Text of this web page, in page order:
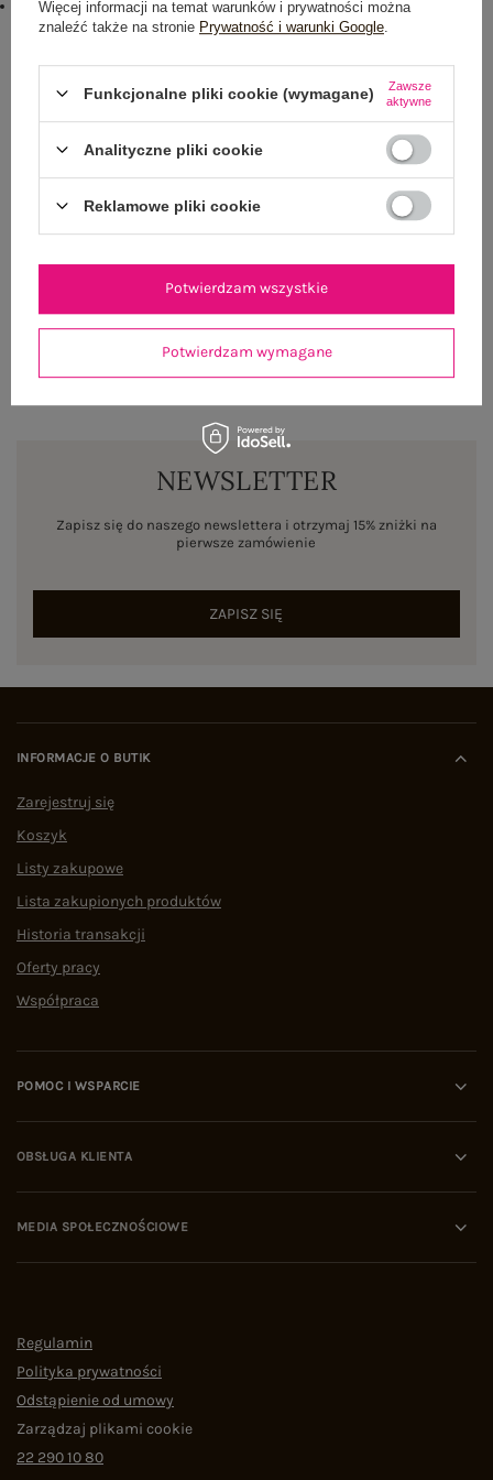
Kolory:
niebieski
Rozmiar: S/M
Centrum Logistyczne Nadarzyn
Dostępny
Rozmiar: 2XL/3XL
Centrum Logistyczne Nadarzyn
NEWSLETTER
Zapisz się do naszego newslettera i otrzymaj 15% zniżki na
pierwsze zamówienie
ZAPISZ SIĘ
INFORMACJE O BUTIK
Zarejestruj się
Koszyk
Listy zakupowe
Lista zakupionych produktów
Historia transakcji
Oferty pracy
Współpraca
POMOC I WSPARCIE
OBSŁUGA KLIENTA
MEDIA SPOŁECZNOŚCIOWE
Regulamin
Polityka prywatności
Odstąpienie od umowy
Zarządzaj plikami cookie
22 290 10 80
Więcej informacji na temat warunków i prywatności można
znaleźć także na stronie Prywatność i warunki Google
Funkcjonalne pliki cookie (wymagane)
Zawsze
aktywne
Analityczne pliki cookie
Reklamowe pliki cookie
Potwierdzam wymagane
Potwierdzam wszystkie